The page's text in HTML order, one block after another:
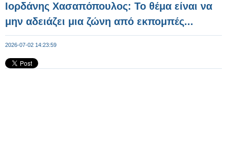
Ιορδάνης Χασαπόπουλος: Το θέμα είναι να
μην αδειάζει μια ζώνη από εκπομπές...
2026-07-02 14:23:59